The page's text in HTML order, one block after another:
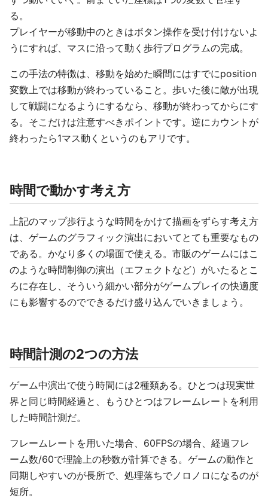
る。
プレイヤーが移動中のときはボタン操作を受け付けないよ
うにすれば、マスに沿って動く歩行プログラムの完成。
この手法の特徴は、移動を始めた瞬間にはすでにposition
変数上では移動が終わっていること。歩いた後に敵が出現
して戦闘になるようにするなら、移動が終わってからにす
る。そこだけは注意すべきポイントです。逆にカウントが
終わったら1マス動くというのもアリです。
時間で動かす考え方
上記のマップ歩行ような時間をかけて描画をずらす考え方
は、ゲームのグラフィック演出においてとても重要なもの
である。かなり多くの場面で使える。市販のゲームにはこ
のような時間制御の演出（エフェクトなど）がいたるとこ
ろに存在し、そういう細かい部分がゲームプレイの快適度
にも影響するのでできるだけ盛り込んでいきましょう。
時間計測の2つの方法
ゲーム中演出で使う時間には2種類ある。ひとつは現実世
界と同じ時間経過と、もうひとつはフレームレートを利用
した時間計測だ。
フレームレートを用いた場合、60FPSの場合、経過フレ
ーム数/60で理論上の秒数が計算できる。ゲームの動作と
同期しやすいのが長所で、処理落ちでノロノロになるのが
短所。